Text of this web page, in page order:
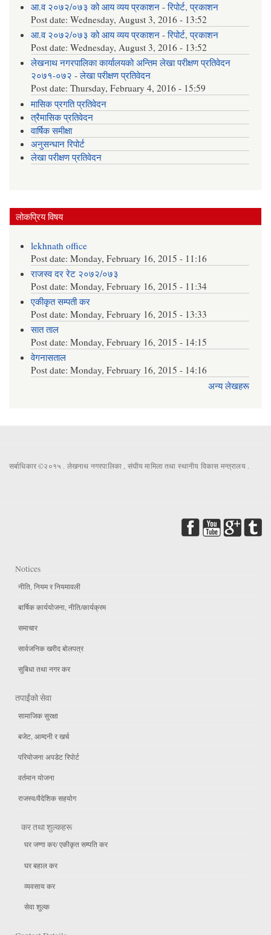
आ.व २०७२/०७३ को आय व्यय प्रकाशन-रिपोर्ट,प्रकाशन
Post date:Wednesday, August 3, 2016 - 13:52
आ.व २०७२/०७३ को आय व्यय प्रकाशन-रिपोर्ट,प्रकाशन
Post date:Wednesday, August 3, 2016 - 13:52
लेखनाथ नगरपालिका कार्यालयको अन्तिम लेखा परीक्षण प्रतिवेदन
२०७१-०७२ -लेखा परीक्षण प्रतिवेदन
Post date:Thursday, February 4, 2016 - 15:59
मासिक प्रगति प्रतिवेदन
त्रैमासिक प्रतिवेदन
वार्षिक समीक्षा
अनुसन्धान रिपोर्ट
लेखा परीक्षण प्रतिवेदन
लोकप्रिय विषय
lekhnath office
Post date:Monday, February 16, 2015 - 11:16
राजस्व दर रेट २०७२/०७३
Post date:Monday, February 16, 2015 - 11:34
एकीकृत सम्पती कर
Post date:Monday, February 16, 2015 - 13:33
सात ताल
Post date:Monday, February 16, 2015 - 14:15
वेगनासताल
Post date:Monday, February 16, 2015 - 14:16
अन्य लेखहरू
सर्बाधिकार ©२०१५ . लेखनाथ नगरपालिका , संघीय मामिला तथा स्थानीय विकास मन्त्रालय .
Notices
नीति, नियम र नियमावली
बार्षिक कार्ययोजना, नीति/कार्यक्रम
समाचार
सार्वजनिक खरीद बोलपत्र
सुबिधा तथा नगर कर
तपाईंको सेवा
सामाजिक सुरक्षा
बजेट, आम्दनी र खर्च
परियोजना अपडेट रिपोर्ट
वर्तमान योजना
राजस्व/वैदेशिक सहयोग
कर तथा शुल्कहरू
घर जग्गा कर/ एकीकृत सम्पति कर
घर बहाल कर
व्यवसाय कर
सेवा शुल्क